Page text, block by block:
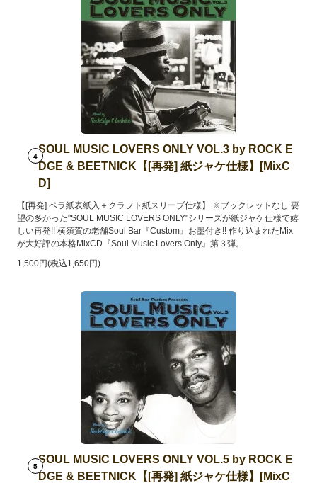
4
SOUL MUSIC LOVERS ONLY VOL.3 by ROCK E
DGE & BEETNICK【[再発] 紙ジャケ仕様】[MixC
D]
【[再発] ペラ紙表紙入＋クラフト紙スリーブ仕様】 ※ブックレットなし 要
望の多かった"SOUL MUSIC LOVERS ONLY"シリーズが紙ジャケ仕様で嬉
しい再発!! 横須賀の老舗Soul Bar『Custom』お墨付き!! 作り込まれたMix
が大好評の本格MixCD『Soul Music Lovers Only』第３弾。
1,500円(税込1,650円)
5
SOUL MUSIC LOVERS ONLY VOL.5 by ROCK E
DGE & BEETNICK【[再発] 紙ジャケ仕様】[MixC